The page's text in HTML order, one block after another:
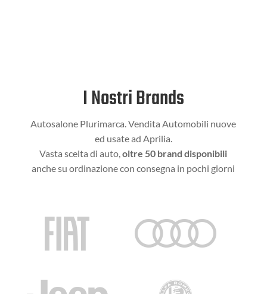
I Nostri Brands
Autosalone Plurimarca. Vendita Automobili nuove
ed usate ad Aprilia.
Vasta scelta di auto,oltre 50 brand disponibili
anche su ordinazione con consegna in pochi giorni